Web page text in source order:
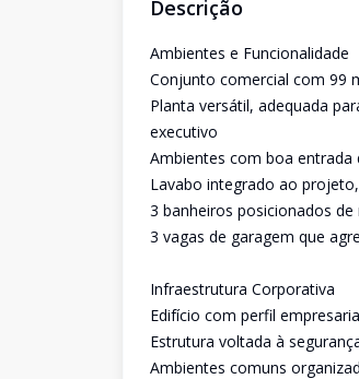
Descrição
Ambientes e Funcionalidade
Conjunto comercial com 99
Planta versátil, adequada
executivo
Ambientes com boa entrada
Lavabo integrado ao
3 banheiros posicionados
3 vagas de garagem que
Infraestrutura Corporativa
Edifício com perfil
Estrutura voltada à
Ambientes comuns